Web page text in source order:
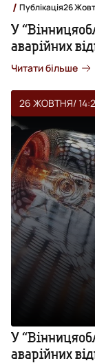
Публікація26
У
аварійних
Читати більше
26 ЖОВТНЯ/
У
аварійних